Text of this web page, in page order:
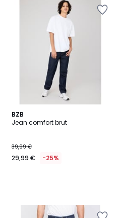
BZB
Jean comfort brut
39,99 €
29,99 € -25%